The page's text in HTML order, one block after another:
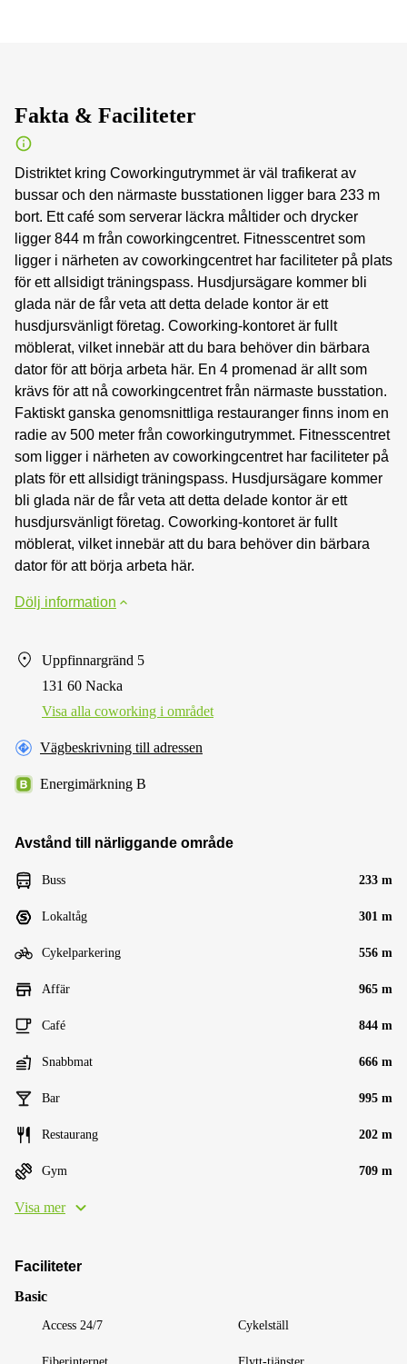
Fakta & Faciliteter
Distriktet kring Coworkingutrymmet är väl trafikerat av
bussar och den närmaste busstationen ligger bara 233 m
bort. Ett café som serverar läckra måltider och drycker
ligger 844 m från coworkingcentret. Fitnesscentret som
ligger i närheten av coworkingcentret har faciliteter på plats
för ett allsidigt träningspass. Husdjursägare kommer bli
glada när de får veta att detta delade kontor är ett
husdjursvänligt företag. Coworking-kontoret är fullt
möblerat, vilket innebär att du bara behöver din bärbara
dator för att börja arbeta här. En 4 promenad är allt som
krävs för att nå coworkingcentret från närmaste busstation.
Faktiskt ganska genomsnittliga restauranger finns inom en
radie av 500 meter från coworkingutrymmet. Fitnesscentret
som ligger i närheten av coworkingcentret har faciliteter på
plats för ett allsidigt träningspass. Husdjursägare kommer
bli glada när de får veta att detta delade kontor är ett
husdjursvänligt företag. Coworking-kontoret är fullt
möblerat, vilket innebär att du bara behöver din bärbara
dator för att börja arbeta här.
Dölj information
Uppfinnargränd 5
131 60 Nacka
Visa alla сoworking i området
Vägbeskrivning till adressen
Energimärkning B
Avstånd till närliggande område
Buss 233 m
Lokaltåg 301 m
Cykelparkering 556 m
Affär 965 m
Café 844 m
Snabbmat 666 m
Bar 995 m
Restaurang 202 m
Gym 709 m
Visa mer
Faciliteter
Basic
Access 24/7 Cykelställ